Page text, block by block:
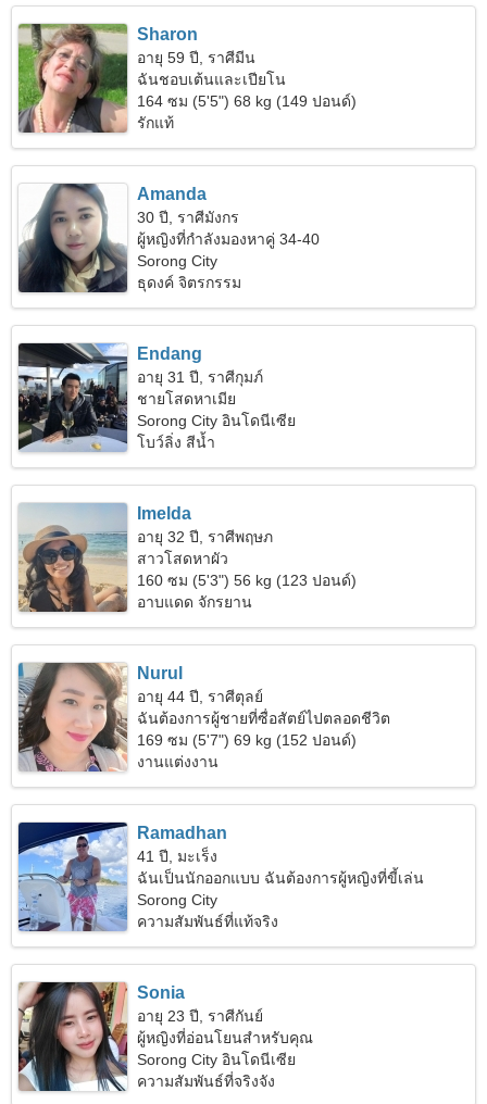
Sharon
อายุ 59 ปี, ราศีมีน
ฉันชอบเต้นและเปียโน
164 ซม (5'5") 68 kg (149 ปอนด์)
รักแท้
Amanda
30 ปี, ราศีมังกร
ผู้หญิงที่กำลังมองหาคู่ 34-40
Sorong City
ธุดงค์ จิตรกรรม
Endang
อายุ 31 ปี, ราศีกุมภ์
ชายโสดหาเมีย
Sorong City อินโดนีเซีย
โบว์ลิ่ง สีน้ำ
Imelda
อายุ 32 ปี, ราศีพฤษภ
สาวโสดหาผัว
160 ซม (5'3") 56 kg (123 ปอนด์)
อาบแดด จักรยาน
Nurul
อายุ 44 ปี, ราศีตุลย์
ฉันต้องการผู้ชายที่ซื่อสัตย์ไปตลอดชีวิต
169 ซม (5'7") 69 kg (152 ปอนด์)
งานแต่งงาน
Ramadhan
41 ปี, มะเร็ง
ฉันเป็นนักออกแบบ ฉันต้องการผู้หญิงที่ขี้เล่น
Sorong City
ความสัมพันธ์ที่แท้จริง
Sonia
อายุ 23 ปี, ราศีกันย์
ผู้หญิงที่อ่อนโยนสำหรับคุณ
Sorong City อินโดนีเซีย
ความสัมพันธ์ที่จริงจัง